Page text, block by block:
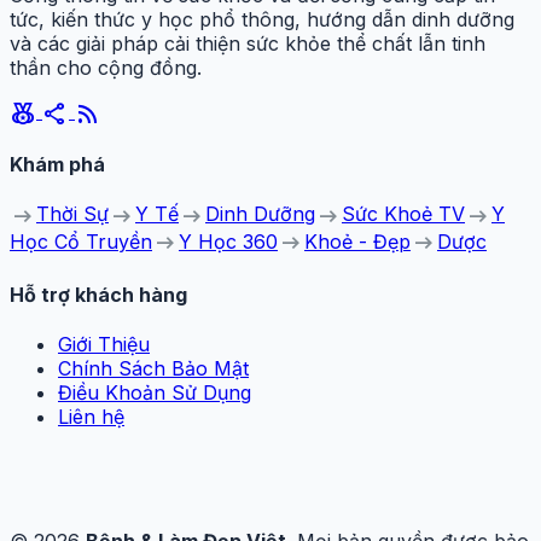
tức, kiến thức y học phổ thông, hướng dẫn dinh dưỡng
và các giải pháp cải thiện sức khỏe thể chất lẫn tinh
thần cho cộng đồng.
social_leaderboard share rss_feed
Khám phá
arrow_right_alt Thời Sự arrow_right_alt Y Tế arrow_right_alt Dinh Dưỡng arrow_right_alt Sức Khoẻ TV arrow_right_alt Y
Học Cổ Truyền arrow_right_alt Y Học 360 arrow_right_alt Khoẻ - Đẹp arrow_right_alt Dược
Hỗ trợ khách hàng
Giới Thiệu
Chính Sách Bảo Mật
Điều Khoản Sử Dụng
Liên hệ